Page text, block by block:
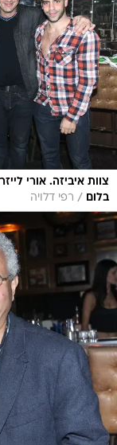
צוות איביזה. אורי
בלום / רפי דלויה